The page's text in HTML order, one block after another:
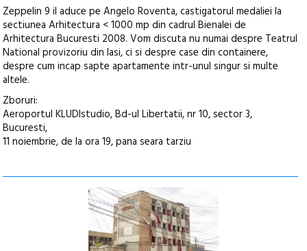
Zeppelin 9 il aduce pe Angelo Roventa, castigatorul medaliei la
sectiunea Arhitectura < 1000 mp din cadrul Bienalei de
Arhitectura Bucuresti 2008. Vom discuta nu numai despre Teatrul
National provizoriu din Iasi, ci si despre case din containere,
despre cum incap sapte apartamente intr-unul singur si multe
altele.
Zboruri:
Aeroportul KLUDIstudio, Bd-ul Libertatii, nr 10, sector 3,
Bucuresti,
11 noiembrie, de la ora 19, pana seara tarziu